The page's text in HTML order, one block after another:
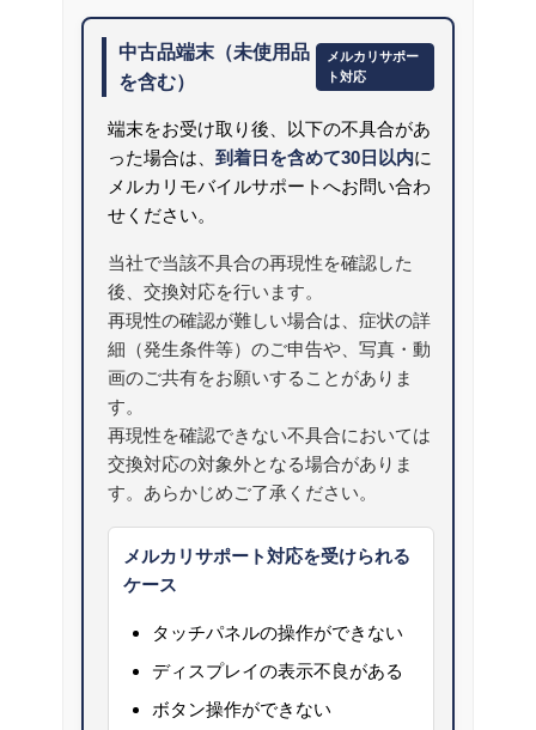
中古品端末（未使用品
を含む）
メルカリサポー
ト対応
端末をお受け取り後、以下の不具合があ
った場合は、 到着日を含めて30日以内に
メルカリモバイルサポートへお問い合わ
せください。
当社で当該不具合の再現性を確認した
後、交換対応を行います。
再現性の確認が難しい場合は、症状の詳
細（発生条件等）のご申告や、写真・動
画のご共有をお願いすることがありま
す。
再現性を確認できない不具合においては
交換対応の対象外となる場合がありま
す。あらかじめご了承ください。
メルカリサポート対応を受けられる
ケース
タッチパネルの操作ができない
ディスプレイの表示不良がある
ボタン操作ができない